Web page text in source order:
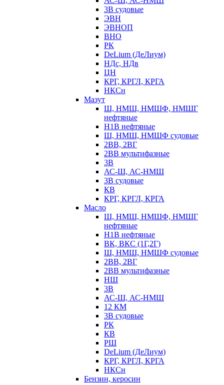
3В судовые
ЭВН
ЭВНОП
ВНО
РК
DeLium (ДеЛиум)
НДс, НДв
ЦН
КРГ, КРГЛ, КРГА
НКСн
Мазут
Ш, НМШ, НМШФ, НМШГ
нефтяные
Н1В нефтяные
Ш, НМШ, НМШФ судовые
2ВВ, 2ВГ
2ВВ мультифазные
3В
АС-Ш, АС-НМШ
3В судовые
КВ
КРГ, КРГЛ, КРГА
Масло
Ш, НМШ, НМШФ, НМШГ
нефтяные
Н1В нефтяные
ВК, ВКС (1Г,2Г)
Ш, НМШ, НМШФ судовые
2ВВ, 2ВГ
2ВВ мультифазные
НШ
3В
АС-Ш, АС-НМШ
12 КМ
3В судовые
РК
КВ
РШ
DeLium (ДеЛиум)
КРГ, КРГЛ, КРГА
НКСн
Бензин, керосин